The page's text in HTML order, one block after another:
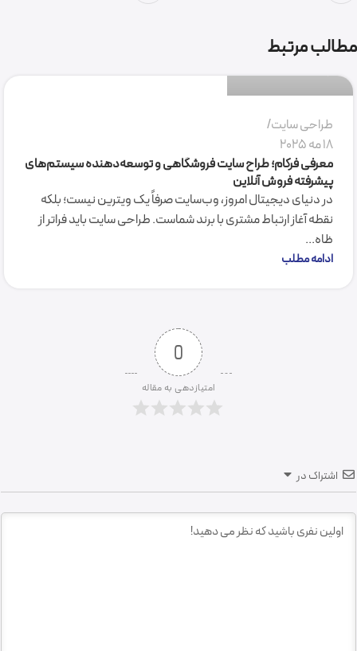
مطالب مرتبط
طراحی سایت
18 مه 2025
معرفی فرکام؛ طراح سایت فروشگاهی و توسعه‌دهنده سیستم‌های
پیشرفته فروش آنلاین
در دنیای دیجیتال امروز، وب‌سایت صرفاً یک ویترین نیست؛ بلکه
نقطه آغاز ارتباط مشتری با برند شماست. طراحی سایت باید فراتر از
ظاه...
ادامه مطلب
0
امتیازدهی به مقاله
اشتراک در